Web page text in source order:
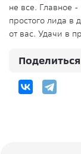
не все. Главное -
простого лида в
от вас. Удачи в